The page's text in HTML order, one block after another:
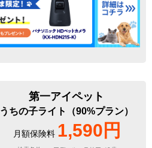
第一アイペット
うちの子ライト（90%プラン）
月額保険料 1,590円